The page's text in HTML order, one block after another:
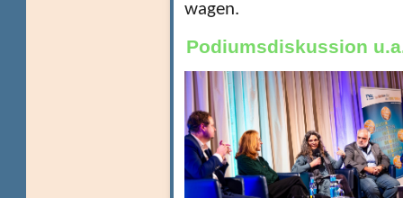
wagen.
Podiumsdiskussion